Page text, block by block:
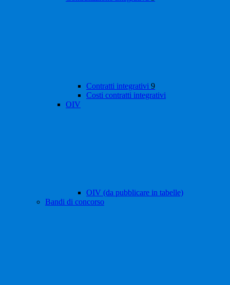
Contratti integrativi 9
Costi contratti integrativi
OIV
OIV (da pubblicare in tabelle)
Bandi di concorso